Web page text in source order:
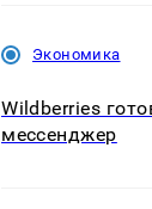
Экономика
Wildberries
мессенджер